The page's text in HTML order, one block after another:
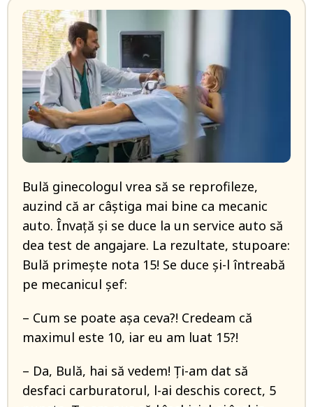
Bulă ginecologul vrea să se reprofileze,
auzind că ar câştiga mai bine ca mecanic
auto. Învaţă şi se duce la un service auto să
dea test de angajare. La rezultate, stupoare:
Bulă primește nota 15! Se duce şi-l întreabă
pe mecanicul şef:
– Cum se poate aşa ceva?! Credeam că
maximul este 10, iar eu am luat 15?!
– Da, Bulă, hai să vedem! Ți-am dat să
desfaci carburatorul, l-ai deschis corect, 5